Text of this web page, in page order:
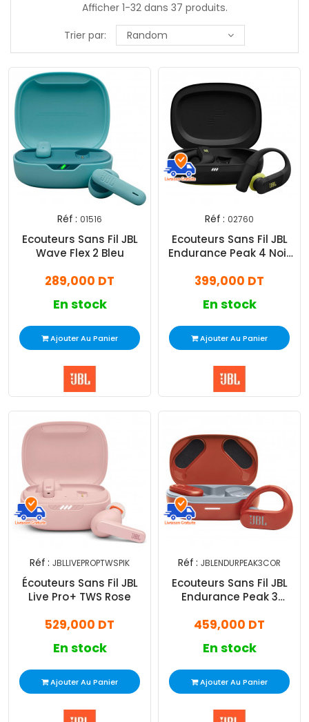
Afficher 1-32 dans 37 produits.
Trier par:
Random
Réf : 01516
Ecouteurs Sans Fil JBL
Wave Flex 2 Bleu
289,000 DT
En stock
Ajouter Au Panier
Réf : 02760
Ecouteurs Sans Fil JBL
Endurance Peak 4 Noir
399,000 DT
En stock
Ajouter Au Panier
Réf : JBLLIVEPROPTWSPIK
Écouteurs Sans Fil JBL
Live Pro+ TWS Rose
529,000 DT
En stock
Ajouter Au Panier
Réf : JBLENDURPEAK3COR
Ecouteurs Sans Fil JBL
Endurance Peak 3
459,000 DT
En stock
Ajouter Au Panier